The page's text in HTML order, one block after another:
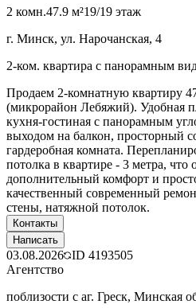
2 комн.47.9 м²19/19 этаж
г. Минск, ул. Нарочанская, 4
2-ком. квартира с панорамным
Продаем 2-комнатную квартиру
(микрорайон Лебяжий). Удобная
кухня-гостиная с панорамным
выходом на балкон, просторный
гардеробная комната.
потолка в квартире - 3 метра, что
дополнительный комфорт и
качественный современный
стены, натяжной потолок.
Контакты
Написать
03.08.2026 ID 4193505
Агентство
поблизости с аг. Греск, Минская